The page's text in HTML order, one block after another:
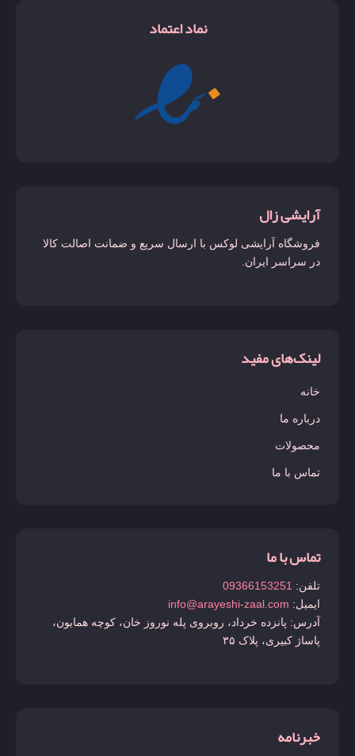
نماد اعتماد
آرایشی زال
فروشگاه آرایشی لوکس با ارسال سریع و ضمانت اصالت کالا
در سراسر ایران.
لینک‌های مفید
خانه
درباره ما
محصولات
تماس با ما
تماس با ما
تلفن: 09366153251
ایمیل: info@arayeshi-zaal.com
آدرس: پانزده خرداد، روبروی پله نوروز خان، کوچه همایون،
پاساژ کبیری، پلاک ۳۵
خبرنامه